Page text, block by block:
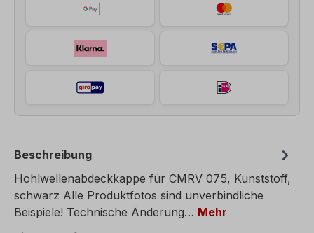
Beschreibung
Hohlwellenabdeckkappe für CMRV 075, Kunststoff,
schwarz Alle Produktfotos sind unverbindliche
Beispiele! Technische Änderung… Mehr